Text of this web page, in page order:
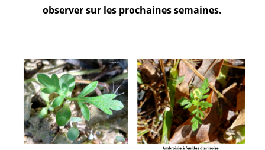
observer sur les prochaines semaines.